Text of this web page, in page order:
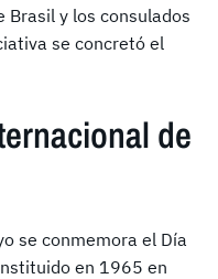
Brasil y los consulados
se concretó el
de
se conmemora el Día
en 1965 en